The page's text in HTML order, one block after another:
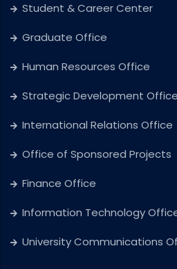
Student & Career Center
Graduate Office
Human Resources Office
Strategic Development Office
International Relations Office
Office of Sponsored Projects
Finance Office
Information Technology
University Communications